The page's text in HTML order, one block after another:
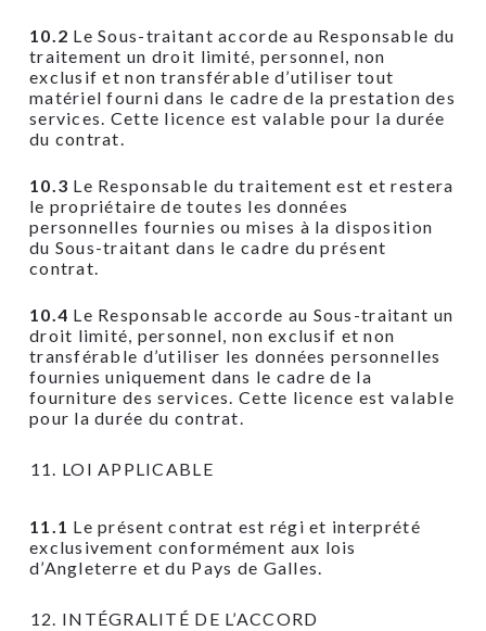
10.2 Le Sous-traitant accorde au Responsable du
traitement un droit limité, personnel, non
exclusif et non transférable d’utiliser tout
matériel fourni dans le cadre de la prestation des
services. Cette licence est valable pour la durée
du contrat.
10.3 Le Responsable du traitement est et restera
le propriétaire de toutes les données
personnelles fournies ou mises à la disposition
du Sous-traitant dans le cadre du présent
contrat.
10.4 Le Responsable accorde au Sous-traitant un
droit limité, personnel, non exclusif et non
transférable d’utiliser les données personnelles
fournies uniquement dans le cadre de la
fourniture des services. Cette licence est valable
pour la durée du contrat.
LOI APPLICABLE
11.1 Le présent contrat est régi et interprété
exclusivement conformément aux lois
d’Angleterre et du Pays de Galles.
INTÉGRALITÉ DE L’ACCORD